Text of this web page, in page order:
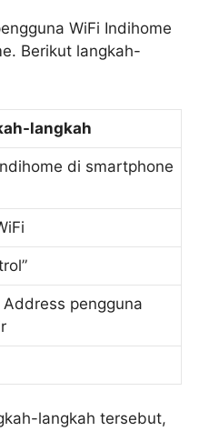
WiFi Indihome
Berikut langkah-
langkah
di smartphone
pengguna
langkah tersebut,